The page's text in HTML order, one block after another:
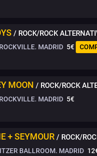
/ ROCK/ROCK
MADRID 5€
MOON / ROCK/ROCK
MADRID 5€
+ SEYMOUR / ROCK/
BALLROOM. MADRID